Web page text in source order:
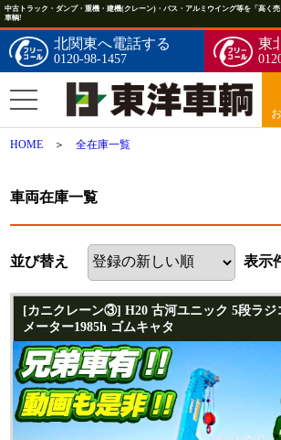
中古トラック・ダンプ・重機・建機(クレーン)・バス・アルミウイング等を「高く
車輌!
北関東へ電話する
0120-98-1457
東
HOME ＞全在庫一覧
車両在庫一覧
並び替え 表示
[カニクレーン③] H20 古河ユニック 5段ラジ
メーター1985h ゴムキャタ